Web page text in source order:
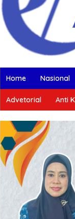
Home Nasional
Advetorial Anti